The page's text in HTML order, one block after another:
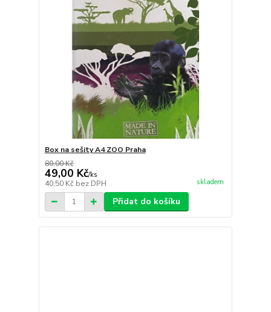
Box na sešity A4 ZOO Praha
80,00 Kč
49,00 Kč/ks
40,50 Kč bez DPH skladem
Přidat do košíku